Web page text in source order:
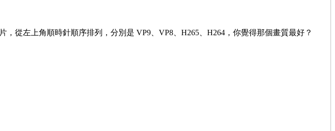
從左上角順時針順序排列，分別是 VP9、VP8、H265、H264，你覺得那個畫質最好？